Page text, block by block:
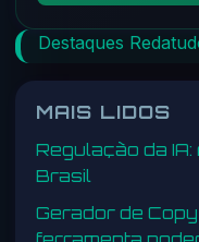
Destaques
MAIS LIDOS
Regulação da
Brasil
Gerador de